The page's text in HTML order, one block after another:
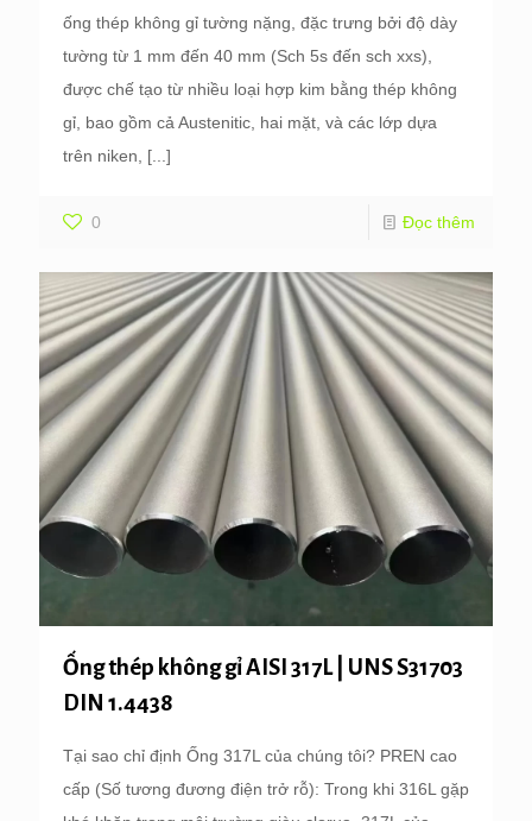
ống thép không gỉ tường nặng, đặc trưng bởi độ dày
tường từ 1 mm đến 40 mm (Sch 5s đến sch xxs),
được chế tạo từ nhiều loại hợp kim bằng thép không
gỉ, bao gồm cả Austenitic, hai mặt, và các lớp dựa
trên niken,
[...]
0 Đọc thêm
Ống thép không gỉ AISI 317L | UNS S31703
DIN 1.4438
Tại sao chỉ định Ống 317L của chúng tôi? PREN cao
cấp (Số tương đương điện trở rỗ): Trong khi 316L gặp